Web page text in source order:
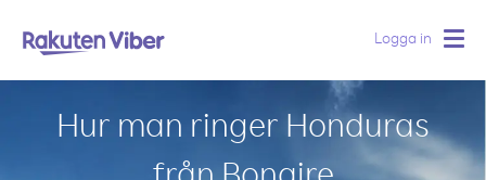
Logga in
Hur man ringer Honduras